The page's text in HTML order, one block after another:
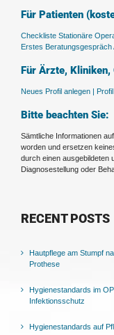
Für Patienten
Checkliste Stationäre
Erstes Beratungsgespräch
Für Ärzte, Kliniken,
Neues Profil anlegen |
Bitte beachten Sie:
Sämtliche Informationen
worden und ersetzen
durch einen ausgebildeten
Diagnosestellung oder
RECENT POSTS
Hautpflege am Stumpf
Prothese
Hygienestandards im
Infektionsschutz
Hygienestandards auf